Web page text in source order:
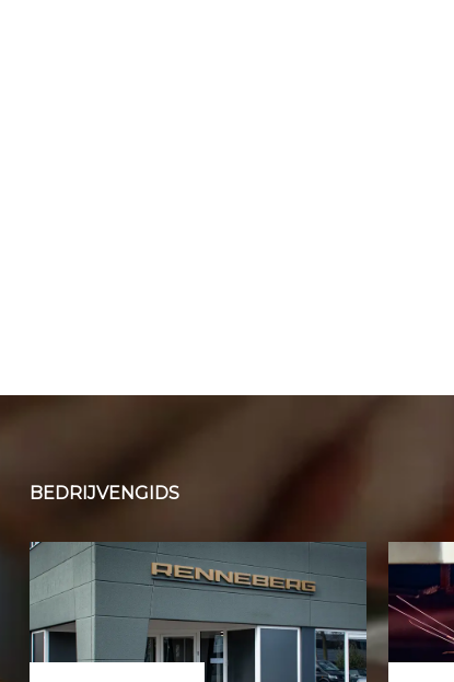
BEDRIJVENGIDS